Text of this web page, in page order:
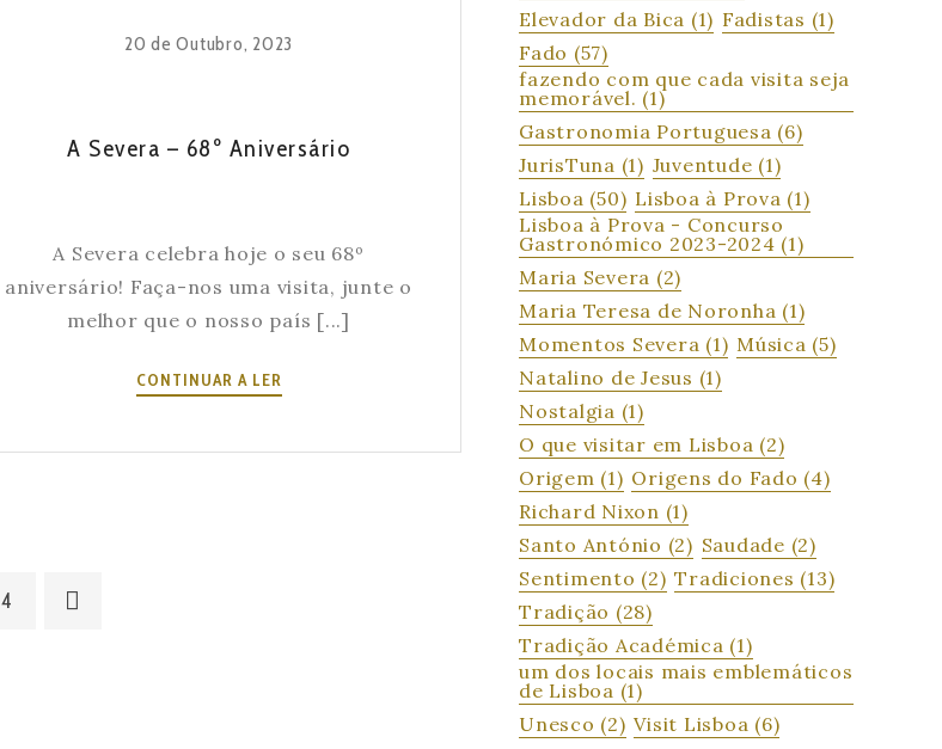
PORTUGUESA
20 de Outubro, 2023
A Severa – 68º Aniversário
A Severa celebra hoje o seu 68º
aniversário! Faça-nos uma visita, junte o
melhor que o nosso país [...]
CONTINUAR A LER
4
Elevador da Bica (1) Fadistas (1)
Fado (57)
fazendo com que cada visita seja
memorável. (1)
Gastronomia Portuguesa (6)
JurisTuna (1) Juventude (1)
Lisboa (50) Lisboa à Prova (1)
Lisboa à Prova - Concurso
Gastronómico 2023-2024 (1)
Maria Severa (2)
Maria Teresa de Noronha (1)
Momentos Severa (1) Música (5)
Natalino de Jesus (1)
Nostalgia (1)
O que visitar em Lisboa (2)
Origem (1) Origens do Fado (4)
Richard Nixon (1)
Santo António (2) Saudade (2)
Sentimento (2) Tradiciones (13)
Tradição (28)
Tradição Académica (1)
um dos locais mais emblemáticos
de Lisboa (1)
Unesco (2) Visit Lisboa (6)